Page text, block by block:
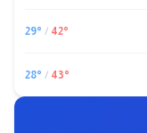
42°
/
29°
43°
/
28°